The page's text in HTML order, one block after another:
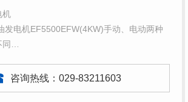
机
发电机EF5500EFW(4KW)手动、电动两种
…
咨询热线： 029-83211603